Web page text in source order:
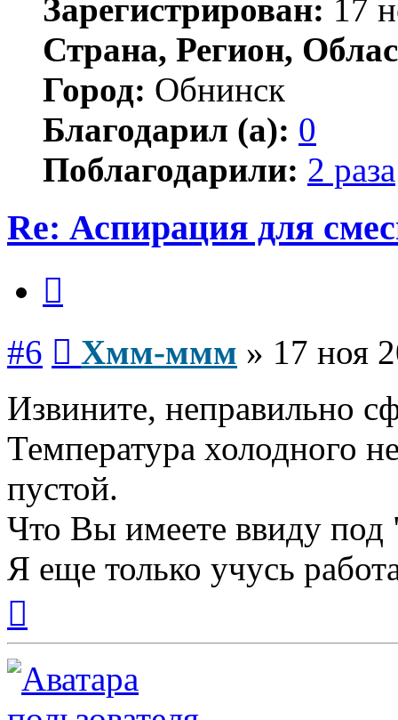
Зарегистрирован: 17
Страна, Регион,
Город: Обнинск
Благодарил (а): 0
Поблагодарили: 2 раза
Re: Аспирация для
#6 Хмм-ммм » 17 ноя
Извините, неправильно
Температура холодного
пустой.
Что Вы имеете ввиду под
Я еще только учусь
началу